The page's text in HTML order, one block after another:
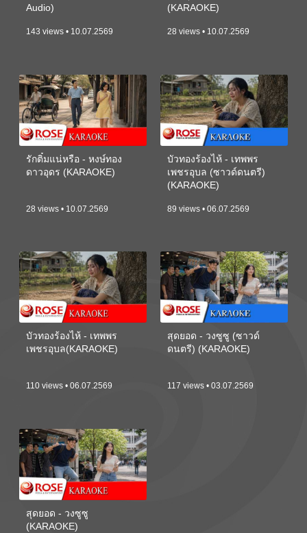
Audio)
143 views • 10.07.2569
(KARAOKE)
28 views • 10.07.2569
รักติ๋มแน่หรือ - หงษ์ทอง
ดาวอุดร (KARAOKE)
28 views • 10.07.2569
บัวทองร้องไห้ - เทพพร
เพชรอุบล (ซาวด์ดนตรี)
(KARAOKE)
89 views • 06.07.2569
บัวทองร้องไห้ - เทพพร
เพชรอุบล(KARAOKE)
110 views • 06.07.2569
สุดยอด - วงซูซู (ซาวด์
ดนตรี) (KARAOKE)
117 views • 03.07.2569
สุดยอด - วงซูซู
(KARAOKE)